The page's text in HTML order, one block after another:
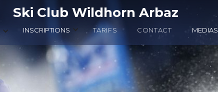
Ski Club Wildhorn Arbaz
INSCRIPTIONS TARIFS CONTACT MEDIAS